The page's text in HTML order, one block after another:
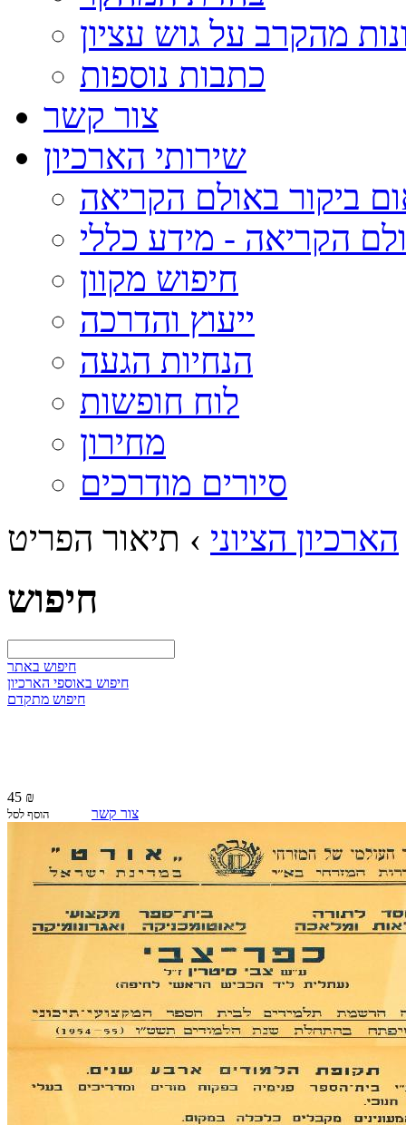
מהקרב על גוש עציון
כתבות נוספות
צור קשר
שירותי הארכיון
ביקור באולם הקריאה
הקריאה - מידע כללי
חיפוש מקוון
ייעוץ והדרכה
הנחיות הגעה
לוח חופשות
מחירון
סיורים מודרכים
הארכיון הציוני › תיאור הפריט
חיפוש
חיפוש באתר
חיפוש באוספי הארכיון
חיפוש מתקדם
45 ₪
הוסף לסל צור קשר